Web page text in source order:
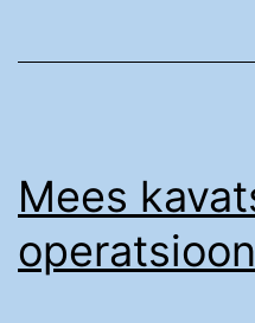
Mees